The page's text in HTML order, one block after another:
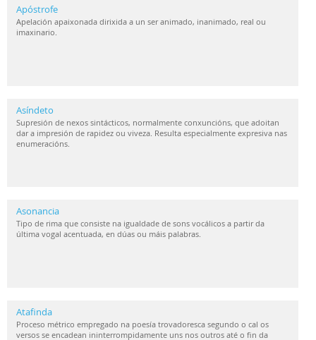
Apóstrofe
Apelación apaixonada dirixida a un ser animado, inanimado, real ou
imaxinario.
Asíndeto
Supresión de nexos sintácticos, normalmente conxuncións, que adoitan
dar a impresión de rapidez ou viveza. Resulta especialmente expresiva nas
enumeracións.
Asonancia
Tipo de rima que consiste na igualdade de sons vocálicos a partir da
última vogal acentuada, en dúas ou máis palabras.
Atafinda
Proceso métrico empregado na poesía trovadoresca segundo o cal os
versos se encadean ininterrompidamente uns nos outros até o fin da